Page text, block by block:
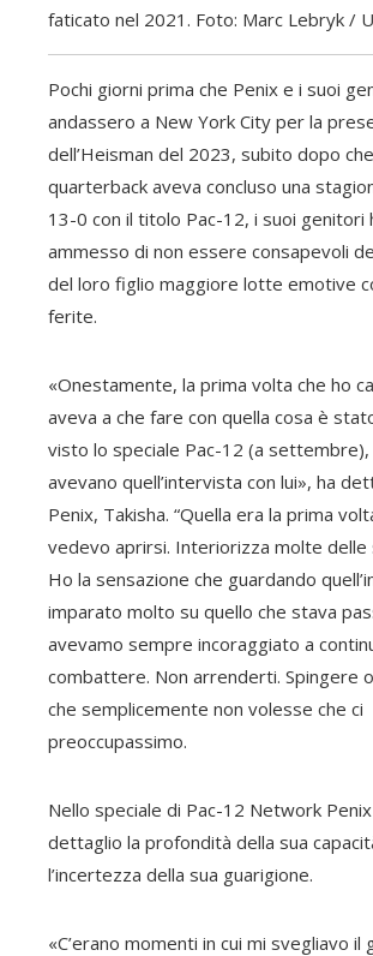
faticato nel 2021. Foto: Marc Lebryk /
Pochi giorni prima che Penix e i suoi
andassero a New York City per la
dell’Heisman del 2023, subito dopo
quarterback aveva concluso una
13-0 con il titolo Pac-12, i suoi genitori
ammesso di non essere consapevoli
del loro figlio maggiore lotte emotive
ferite.
«Onestamente, la prima volta che ho
aveva a che fare con quella cosa è
visto lo speciale Pac-12 (a
avevano quell’intervista con lui», ha
Penix, Takisha. “Quella era la prima
vedevo aprirsi. Interiorizza molte delle
Ho la sensazione che guardando
imparato molto su quello che stava
avevamo sempre incoraggiato a
combattere. Non arrenderti. Spingere
che semplicemente non volesse che ci
preoccupassimo.
Nello speciale di Pac-12 Network
dettaglio la profondità della sua
l’incertezza della sua guarigione.
«C’erano momenti in cui mi svegliavo il